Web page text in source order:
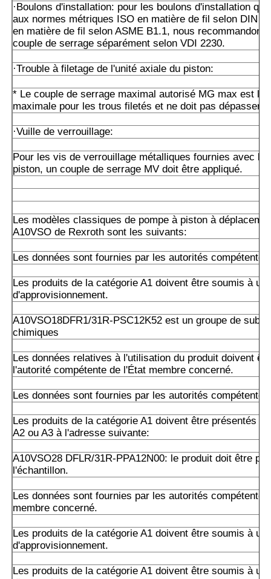
·Boulons d'installation: pour les boulons d'installation
aux normes métriques ISO en matière de fil selon DIN
en matière de fil selon ASME B1.1, nous
couple de serrage séparément selon VDI 2230.
·Trouble à filetage de l'unité axiale du piston:
* Le couple de serrage maximal autorisé MG max est la
maximale pour les trous filetés et ne doit pas dépasser
·Vuille de verrouillage:
Pour les vis de verrouillage métalliques fournies avec
piston, un couple de serrage MV doit être appliqué.
Les modèles classiques de pompe à piston à
A10VSO de Rexroth sont les suivants:
Les données sont fournies par les autorités
Les produits de la catégorie A1 doivent être soumis à un
d'approvisionnement.
A10VSO18DFR1/31R-PSC12K52 est un groupe de
chimiques
Les données relatives à l'utilisation du produit doivent
l'autorité compétente de l'État membre concerné.
Les données sont fournies par les autorités
Les produits de la catégorie A1 doivent être présentés
A2 ou A3 à l'adresse suivante:
A10VSO28 DFLR/31R-PPA12N00: le produit doit être
l'échantillon.
Les données sont fournies par les autorités
membre concerné.
Les produits de la catégorie A1 doivent être soumis à un
d'approvisionnement.
Les produits de la catégorie A1 doivent être soumis à un